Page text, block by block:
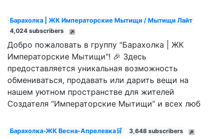
Барахолка | ЖК Императорские Мытищи / Мытищи Лайт
4,024 subscribers
Добро пожаловать в группу "Барахолка | ЖК
Императорские Мытищи"! 🎉 Здесь
предоставляется уникальная возможность
обмениваться, продавать или дарить вещи на
нашем уютном пространстве для жителей
Создателя “Императорские Мытищи” и всех люб
Барахолка-ЖК Весна-Апрелевка🛒 3,648 subscribers